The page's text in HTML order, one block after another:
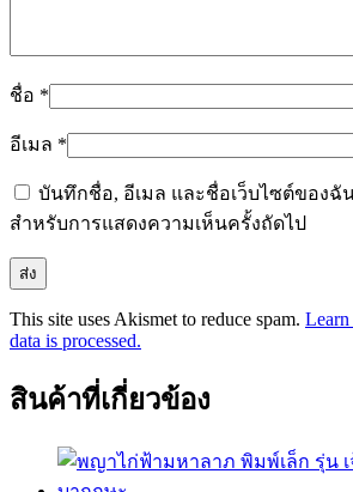
ชื่อ *
อีเมล *
บันทึกชื่อ, อีเมล และชื่อเว็บไซต์ของฉั
สำหรับการแสดงความเห็นครั้งถัดไป
This site uses Akismet to reduce spam.
data is processed.
สินค้าที่เกี่ยวข้อง